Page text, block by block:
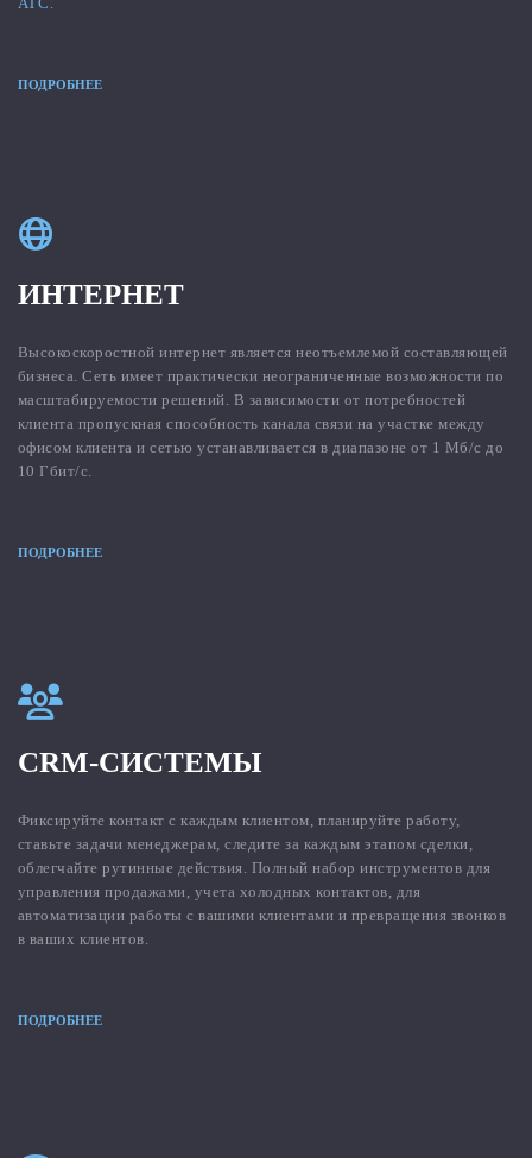
ПОДРОБНЕЕ
ИНТЕРНЕТ
Высокоскоростной интернет является неотъемлемой составляющей
бизнеса. Сеть имеет практически неограниченные возможности по
масштабируемости решений. В зависимости от потребностей
клиента пропускная способность канала связи на участке между
офисом клиента и сетью устанавливается в диапазоне от 1 Мб/с до
10 Гбит/с.
ПОДРОБНЕЕ
CRM-СИСТЕМЫ
Фиксируйте контакт с каждым клиентом, планируйте работу,
ставьте задачи менеджерам, следите за каждым этапом сделки,
облегчайте рутинные действия. Полный набор инструментов для
управления продажами, учета холодных контактов, для
автоматизации работы с вашими клиентами и превращения звонков
в ваших клиентов.
ПОДРОБНЕЕ